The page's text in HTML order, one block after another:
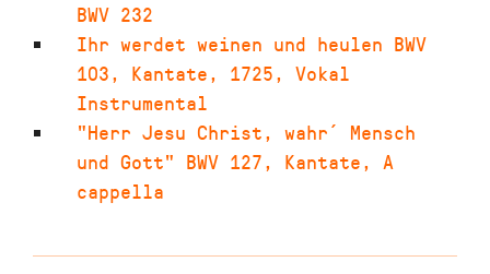
BWV 232
Ihr werdet weinen und heulen BWV
103, Kantate, 1725, Vokal
Instrumental
"Herr Jesu Christ, wahr´ Mensch
und Gott" BWV 127, Kantate, A
cappella